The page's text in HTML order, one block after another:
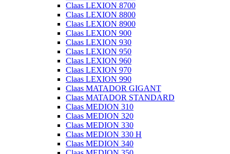
Claas LEXION 8700
Claas LEXION 8800
Claas LEXION 8900
Claas LEXION 900
Claas LEXION 930
Claas LEXION 950
Claas LEXION 960
Claas LEXION 970
Claas LEXION 990
Claas MATADOR GIGANT
Claas MATADOR STANDARD
Claas MEDION 310
Claas MEDION 320
Claas MEDION 330
Claas MEDION 330 H
Claas MEDION 340